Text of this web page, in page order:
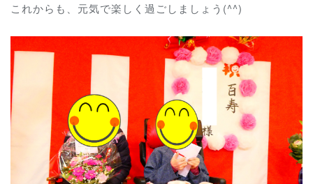
これからも、元気で楽しく過ごしましょう(^^)